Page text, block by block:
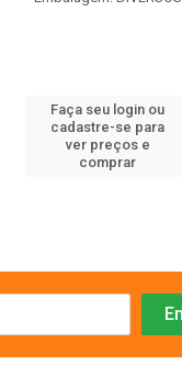
Faça seu login ou
cadastre-se para
ver preços e
comprar